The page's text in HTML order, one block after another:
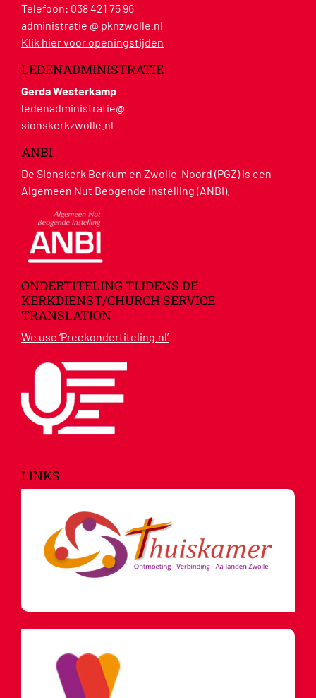
Telefoon: 038 421 75 96
administratie @ pknzwolle.nl
Klik hier voor openingstijden
LEDENADMINISTRATIE
Gerda Westerkamp
ledenadministratie@
sionskerkzwolle.nl
ANBI
De Sionskerk Berkum en Zwolle-Noord (PGZ) is een
Algemeen Nut Beogende Instelling (ANBI).
ONDERTITELING TIJDENS DE
KERKDIENST/CHURCH SERVICE
TRANSLATION
We use ‘Preekondertiteling.nl’
LINKS